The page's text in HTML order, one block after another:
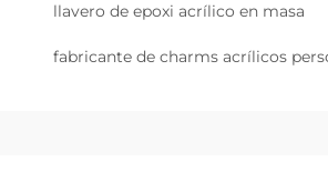
llavero de epoxi acrílico en masa
fabricante de charms acrílicos